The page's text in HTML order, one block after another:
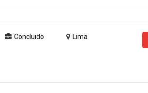
Concluido Lima